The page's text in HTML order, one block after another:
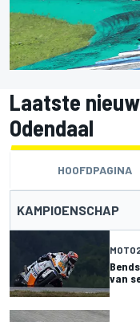
Laatste
Odendaal
HOOFDPAGINA
KAMPIOENSCHAP
van